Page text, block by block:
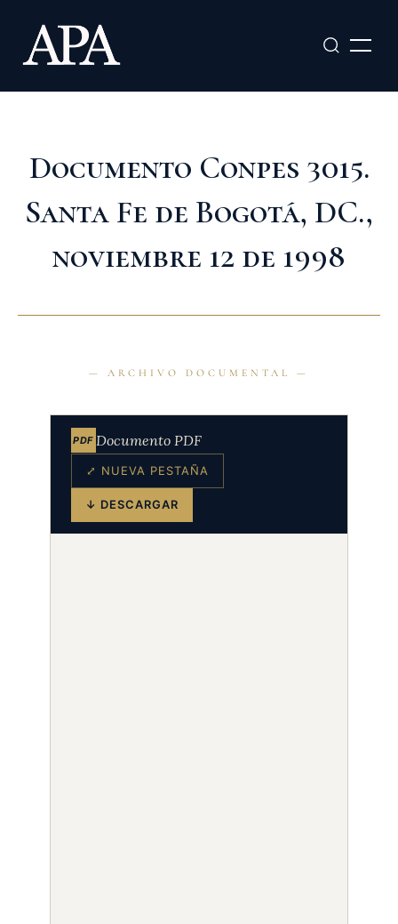
contenido
Documento Conpes 3015.
Santa Fe de Bogotá, DC.,
noviembre 12 de 1998
PDF Documento PDF
⤢ NUEVA PESTAÑA
↓ DESCARGAR